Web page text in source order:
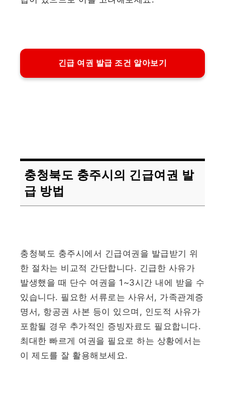
긴급 여권 발급 조건 알아보기
충청북도 충주시의 긴급여권 발
급 방법
충청북도 충주시에서 긴급여권을 발급받기 위
한 절차는 비교적 간단합니다. 긴급한 사유가
발생했을 때 단수 여권을 1~3시간 내에 받을 수
있습니다. 필요한 서류로는 사유서, 가족관계증
명서, 항공권 사본 등이 있으며, 인도적 사유가
포함될 경우 추가적인 증빙자료도 필요합니다.
최대한 빠르게 여권을 필요로 하는 상황에서는
이 제도를 잘 활용해보세요.